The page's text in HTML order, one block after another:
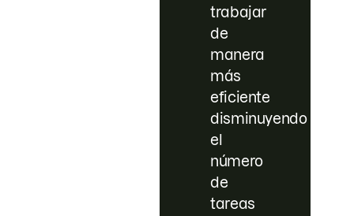
trabajar
de
manera
más
eficiente
disminuyendo
el
número
de
tareas